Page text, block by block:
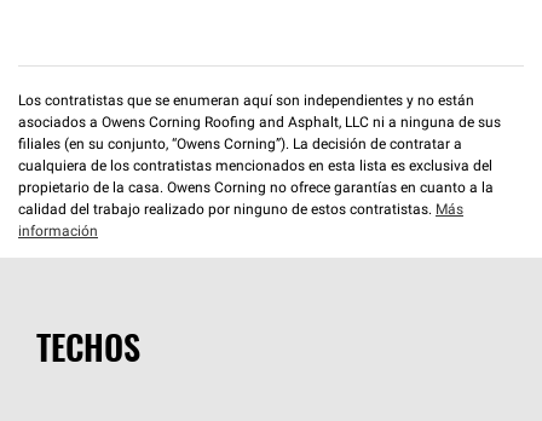
Los contratistas que se enumeran aquí son independientes y no están
asociados a Owens Corning Roofing and Asphalt, LLC ni a ninguna de sus
filiales (en su conjunto, “Owens Corning”). La decisión de contratar a
cualquiera de los contratistas mencionados en esta lista es exclusiva del
propietario de la casa. Owens Corning no ofrece garantías en cuanto a la
calidad del trabajo realizado por ninguno de estos contratistas. Más
información
TECHOS